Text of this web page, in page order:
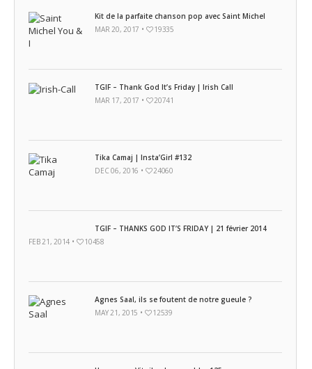
Kit de la parfaite chanson pop avec Saint Michel
MAR 20, 2017 •
19335
TGIF – Thank God It’s Friday | Irish Call
MAR 17, 2017 •
20741
Tika Camaj | Insta’Girl #132
DEC 06, 2016 •
24060
TGIF – THANKS GOD IT’S FRIDAY | 21 février 2014
FEB 21, 2014 •
10458
Agnes Saal, ils se foutent de notre gueule ?
MAY 21, 2015 •
12539